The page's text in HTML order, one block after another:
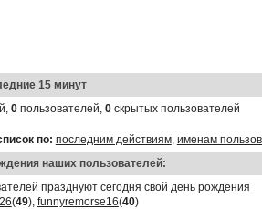
15 минут
0пользователей, 0скрытых пользователей
по: последним действиям, именам
наших пользователей:
празднуют сегодня свой день рождения
(49), funnyremorse16(40)